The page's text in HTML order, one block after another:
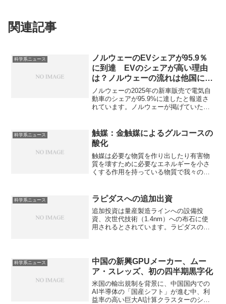
関連記事
科学系ニュース
ノルウェーのEVシェアが95.9％
に到達 EVのシェアが高い理由
は？ノルウェーの流れは他国にも
波及するのか？
ノルウェーの2025年の新車販売で電気自
動車のシェアが95.9%に達したと報道さ
れています。ノルウェーが掲げていた
なく近づいた形です。なぜ高いシェアを
実現したのか、他の国でも同様のことが
できるのかを知ることができます。
科学系ニュース
触媒：金触媒によるグルコースの
酸化
触媒は必要な物質を作り出したり有害物
質を壊すために必要なエネルギーを小さ
くする作用を持っている物質で我々の生
なく高活性で、バイオ法に代わる環境低
負荷なグリーンプロセスとして工業的応
用が期待されます。なぜ金触媒が適して
いるのかを知ることができます。
科学系ニュース ラピダスへの追加出資
追加投資は量産製造ラインへの設備投
資、次世代技術（1.4nm）への布石に使
用されるとされています。ラピダスの
科学系ニュース
中国の新興GPUメーカー、ムー
ア・スレッズ、初の四半期黒字化
米国の輸出規制を背景に、中国国内での
AI半導体の「国産シフト」が進む中、利
益率の高い巨大AI計算クラスターのシス